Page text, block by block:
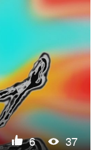
6 37